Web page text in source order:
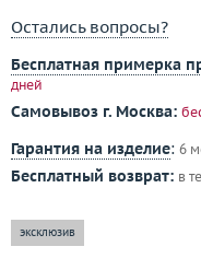
Остались вопросы?
Бесплатная примерка
дней
Самовывоз г. Москва:
Гарантия на изделие: 6
Бесплатный возврат: в
эксклюзив